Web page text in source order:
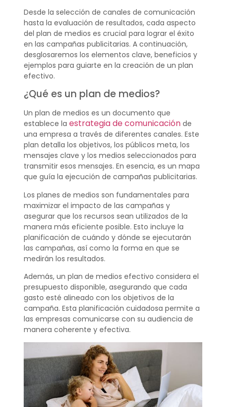
Desde la selección de canales de comunicación
hasta la evaluación de resultados, cada aspecto
del plan de medios es crucial para lograr el éxito
en las campañas publicitarias. A continuación,
desglosaremos los elementos clave, beneficios y
ejemplos para guiarte en la creación de un plan
efectivo.
¿Qué es un plan de medios?
Un plan de medios es un documento que
establece la estrategia de comunicaciónde
una empresa a través de diferentes canales. Este
plan detalla los objetivos, los públicos meta, los
mensajes clave y los medios seleccionados para
transmitir esos mensajes. En esencia, es un mapa
que guía la ejecución de campañas publicitarias.
Los planes de medios son fundamentales para
maximizar el impacto de las campañas y
asegurar que los recursos sean utilizados de la
manera más eficiente posible. Esto incluye la
planificación de cuándo y dónde se ejecutarán
las campañas, así como la forma en que se
medirán los resultados.
Además, un plan de medios efectivo considera el
presupuesto disponible, asegurando que cada
gasto esté alineado con los objetivos de la
campaña. Esta planificación cuidadosa permite a
las empresas comunicarse con su audiencia de
manera coherente y efectiva.